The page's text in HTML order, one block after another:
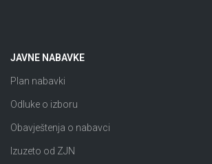
JAVNE NABAVKE
Plan nabavki
Odluke o izboru
Obavještenja o nabavci
Izuzeto od ZJN